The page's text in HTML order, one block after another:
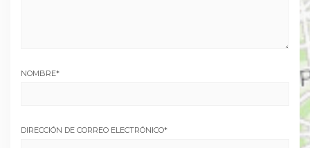
NOMBRE*
DIRECCIÓN DE CORREO ELECTRÓNICO*